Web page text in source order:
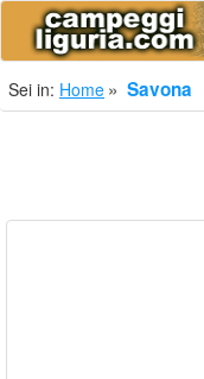
Sei in: Home Savona